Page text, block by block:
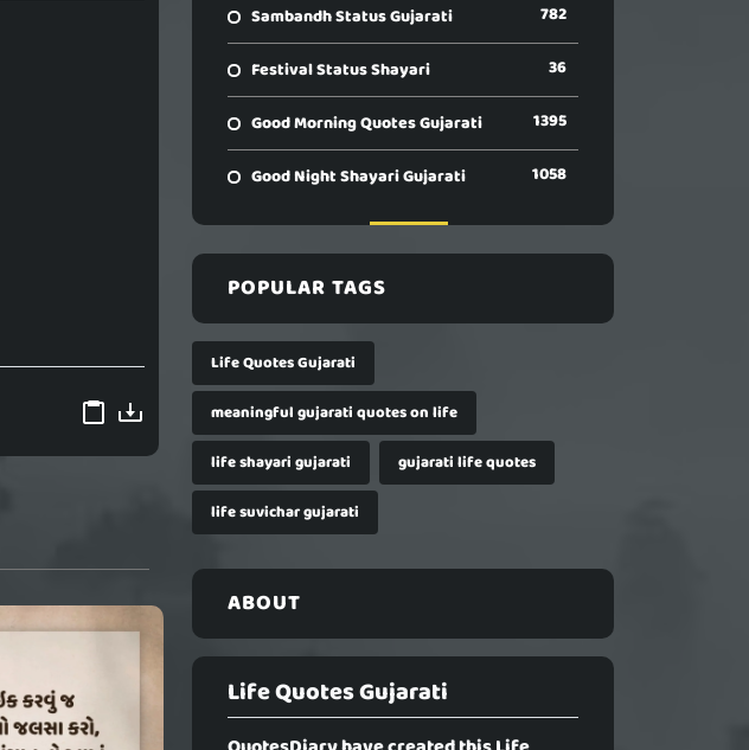
Sambandh Status Gujarati 782
Festival Status Shayari 36
Good Morning Quotes Gujarati 1395
Good Night Shayari Gujarati 1058
POPULAR TAGS
Life Quotes Gujarati
meaningful gujarati quotes on life
life shayari gujarati
gujarati life quotes
life suvichar gujarati
ABOUT
Life Quotes Gujarati